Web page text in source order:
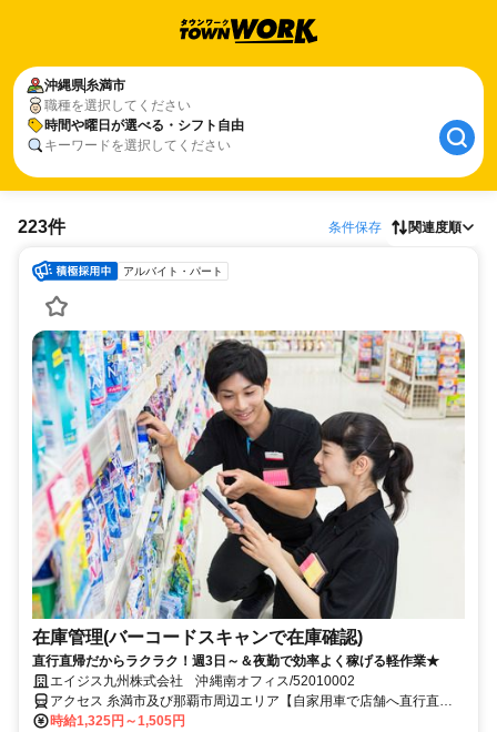
沖縄県糸満市
職種を選択してください
時間や曜日が選べる・シフト自由
キーワードを選択してください
223件 条件保存 関連度順
アルバイト・パート
在庫管理(バーコードスキャンで在庫確認)
直行直帰だからラクラク！週3日～＆夜勤で効率よく稼げる軽作業★
エイジス九州株式会社 沖縄南オフィス/52010002
アクセス 糸満市及び那覇市周辺エリア【自家用車で店舗へ直行直
帰】
時給1,325円～1,505円